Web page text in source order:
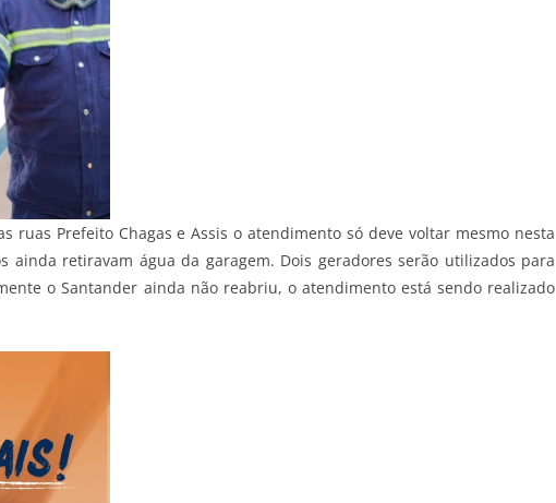
ruas Prefeito Chagas e Assis o atendimento só deve voltar mesmo nesta
ainda retiravam água da garagem. Dois geradores serão utilizados para
o Santander ainda não reabriu, o atendimento está sendo realizado